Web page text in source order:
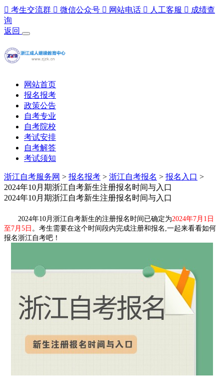
 考生交流群  微信公众号  网站电话  人工客服  成绩查
询
返回
网站首页
报名报考
政策公告
自考专业
自考院校
考试安排
自考解答
考试须知
浙江自考服务网 > 报名报考 > 浙江自考报名 > 报名入口 >
2024年10月期浙江自考新生注册报名时间与入口
2024年10月期浙江自考新生注册报名时间与入口
2024年10月浙江自考新生的注册报名时间已确定为2024年7月1日
至7月5日 。考生需要在这个时间段内完成注册和报名,一起来看看如何
报名浙江自考吧！